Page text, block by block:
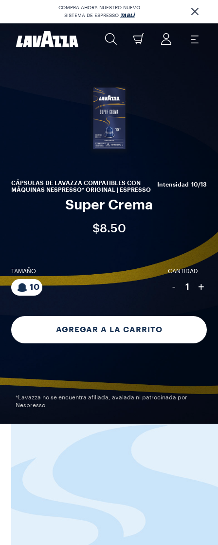
COMPRA AHORA NUESTRO NUEVO
SISTEMA DE ESPRESSO TABLÌ
CÁPSULAS DE LAVAZZA COMPATIBLES CON
MÁQUINAS NESPRESSO* ORIGINAL | ESPRESSO
Intensidad 10/13
Super Crema
$8.50
TAMAÑO
10
CANTIDAD
- 1 +
AGREGAR A LA CARRITO
*Lavazza no se encuentra afiliada, avalada ni patrocinada por
Nespresso